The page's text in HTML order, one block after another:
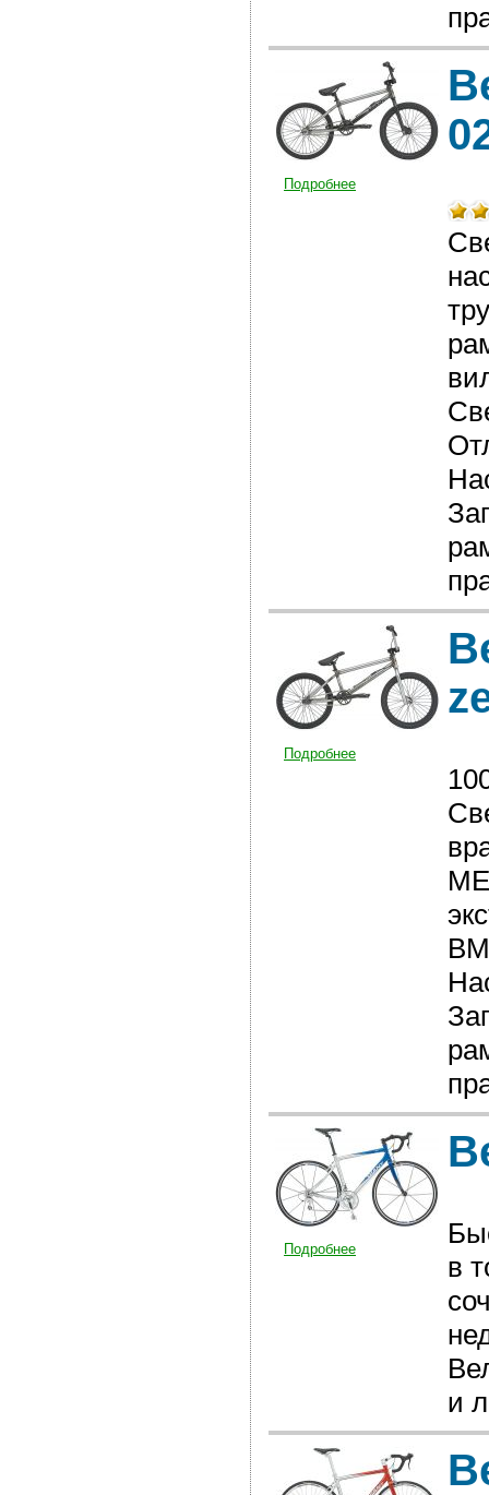
Подробнее
Подробнее
Подробнее
в
и